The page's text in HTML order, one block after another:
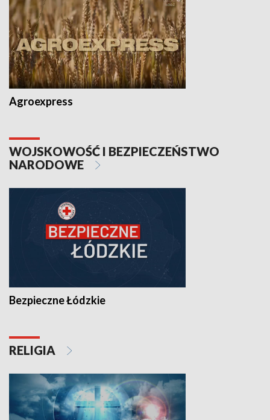
Agroexpress
WOJSKOWOŚĆ I BEZPIECZEŃSTWO
NARODOWE
Bezpieczne Łódzkie
RELIGIA